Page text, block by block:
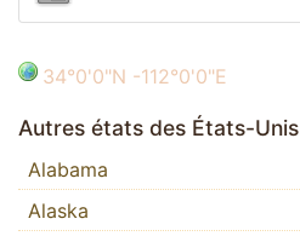
34°0'0"N -112°0'0"E
Autres états des États-Unis
Alabama
Alaska